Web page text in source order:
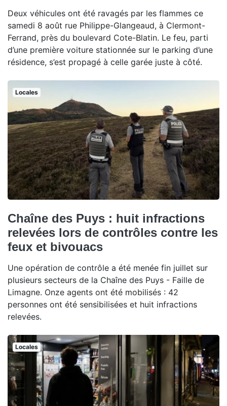
Deux véhicules ont été ravagés par les flammes ce
samedi 8 août rue Philippe-Glangeaud, à Clermont-
Ferrand, près du boulevard Cote-Blatin. Le feu, parti
d’une première voiture stationnée sur le parking d’une
résidence, s’est propagé à celle garée juste à côté.
Locales
Chaîne des Puys : huit infractions
relevées lors de contrôles contre les
feux et bivouacs
Une opération de contrôle a été menée fin juillet sur
plusieurs secteurs de la Chaîne des Puys - Faille de
Limagne. Onze agents ont été mobilisés : 42
personnes ont été sensibilisées et huit infractions
relevées.
Locales